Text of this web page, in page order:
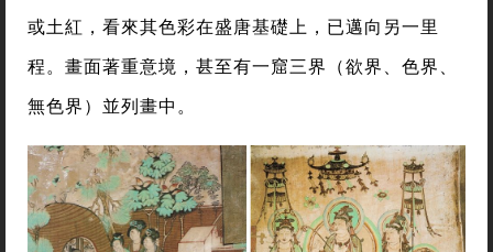
或土紅，看來其色彩在盛唐基礎上，已邁向另一里
程。畫面著重意境，甚至有一窟三界（欲界、色界、
無色界）並列畫中。